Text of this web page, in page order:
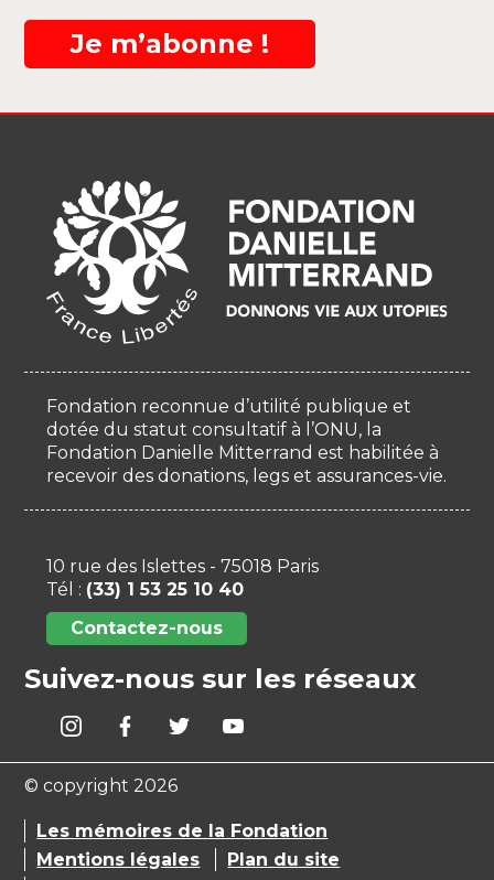
Je m’abonne !
Fondation reconnue d’utilité publique et
dotée du statut consultatif à l’ONU, la
Fondation Danielle Mitterrand est habilitée à
recevoir des donations, legs et assurances-vie.
10 rue des Islettes - 75018 Paris
Tél : (33) 1 53 25 10 40
Contactez-nous
Suivez-nous sur les réseaux
© copyright 2026
Les mémoires de la Fondation
Mentions légales
Plan du site